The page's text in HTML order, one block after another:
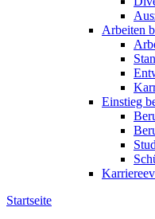
Arbeiten
Einstieg
Startseite